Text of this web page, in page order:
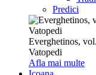
Predici
Everghetinos,
Vatopedi
Afla mai multe